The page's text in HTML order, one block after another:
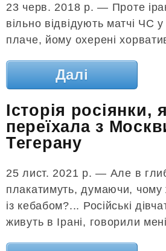
23 черв. 2018 р. — Проте
вільно відвідують матчі ЧС
плаче, йому охерені
Далі
Історія росіянки,
переїхала з
Тегерану
25 лист. 2021 р. — Але в
плакатимуть, думаючи,
із кебабом?... Російські
живуть в Ірані, говорили